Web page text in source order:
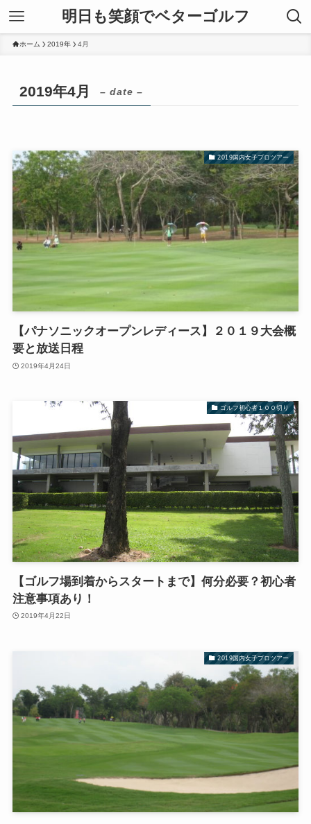
明日も笑顔でベターゴルフ
ホーム 2019年 4月
2019年4月 – date –
2019国内女子プロツアー
【パナソニックオープンレディース】２０１９大会概
要と放送日程
2019年4月24日
ゴルフ初心者１００切り
【ゴルフ場到着からスタートまで】何分必要？初心者
注意事項あり！
2019年4月22日
2019国内女子プロツアー